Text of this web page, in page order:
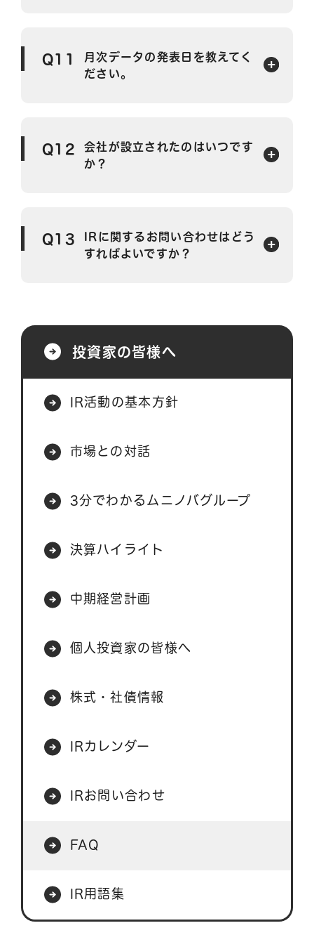
Q11
月次データの発表日を教えてく
ださい。
Q12
会社が設立されたのはいつです
か？
Q13
IRに関するお問い合わせはどう
すればよいですか？
投資家の皆様へ
IR活動の基本方針
市場との対話
3分でわかるムニノバグループ
決算ハイライト
中期経営計画
個人投資家の皆様へ
株式・社債情報
IRカレンダー
IRお問い合わせ
FAQ
IR用語集